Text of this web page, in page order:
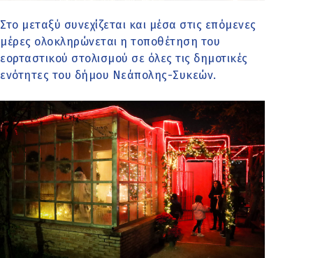
Στο μεταξύ συνεχίζεται και μέσα στις επόμενες
μέρες ολοκληρώνεται η τοποθέτηση του
εορταστικού στολισμού σε όλες τις δημοτικές
ενότητες του δήμου Νεάπολης-Συκεών.